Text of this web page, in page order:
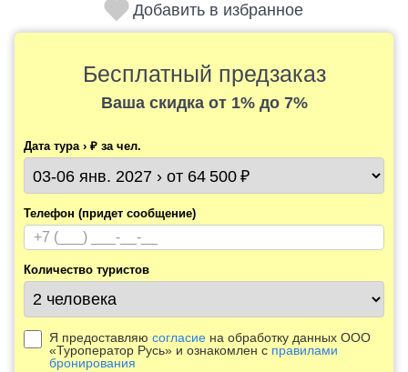
Добавить в избранное
Бесплатный предзаказ
Ваша скидка от 1% до 7%
Дата тура › ₽ за чел.
Телефон (придет сообщение)
Количество туристов
Я предоставляю согласие на обработку данных ООО
«Туроператор Русь» и ознакомлен с правилами
бронирования